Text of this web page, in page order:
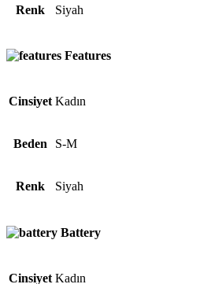
Renk Siyah
Features
Cinsiyet Kadın
Beden S-M
Renk Siyah
Battery
Cinsiyet Kadın